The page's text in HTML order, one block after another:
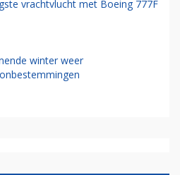
vrachtvlucht met Boeing 777F
winter weer